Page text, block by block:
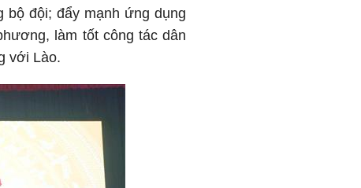
bộ đội; đẩy mạnh ứng dụng
làm tốt công tác dân
với Lào.